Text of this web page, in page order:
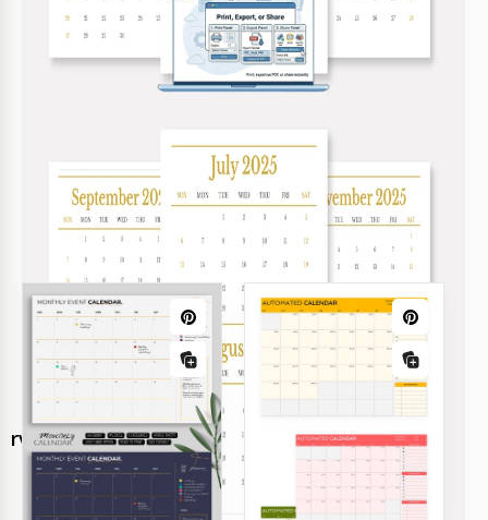
Drucken, als PDF exportieren oder sofort teilen
Ähnliche Vorlagen